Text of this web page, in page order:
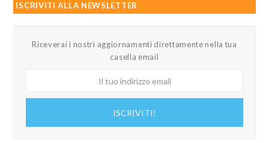
ISCRIVITI ALLA NEWSLETTER
Riceverai i nostri aggiornamenti direttamente nella tua
casella email
ISCRIVITI!